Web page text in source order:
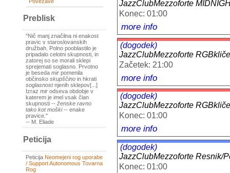
Preblisk
"Nič manj značilna ni enakost
pravic v staroslovanskih
družbah. Polno pooblastilo je
pripadalo celotni skupnosti, in
zatorej so se morali sklepi
sprejemati soglasno. Prvotno
je beseda mir pomenila
občinsko skupščino in hkrati
soglasnostnjenih sklepov[...]
Izraz mir odseva obdobje v
katerem je imel vsak član
skupnosti -- ženske ravno
tako kot moški-- enake
pravice."
-- M. Eliade
Peticija
Peticija Neomejeni rog uporabe
/ Support Autonomous Tovarna
Rog
JazzClubMezzoforte
Konec: 01:00
more info
(dogodek)
JazzClubMezzoforte
Začetek: 21:00
more info
(dogodek)
JazzClubMezzoforte
Konec: 01:00
more info
(dogodek)
JazzClubMezzoforte Resnik/
Konec: 01:00